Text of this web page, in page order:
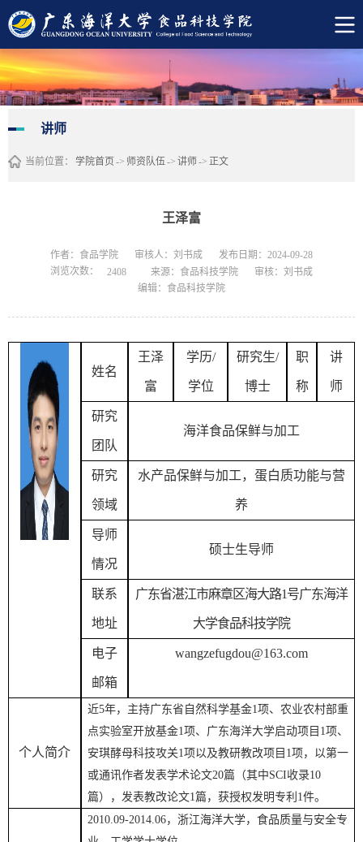
讲师
当前位置： 学院首页 -> 师资队伍-> 讲师 -> 正文
王泽富
作者：食品学院 审核人：刘书成
发布日期：2024-09-28
浏览次数：
2408 来源：食品科技学院
审核：刘书成
编辑：食品科技学院
姓名
王泽
富
学历/
学位
研究生/
博士
职
称
讲
师
研究
团队
海洋食品保鲜与加工
研究
领域
水产品保鲜与加工，蛋白质功能与营
养
导师
情况
硕士生导师
联系
地址
广东省湛江市麻章区海大路1号广东海洋
大学食品科技学院
电子
邮箱
wangzefugdou@163.com
个人简介
近5年， 主持广东省 自然科学基金1项、 农业农村部重
点实验室开放基金1项、广东海洋大学启动项目 1项、
安琪酵母科技攻关1项以及教研教改项目 1项， 以第一
或通讯作者发表学术论文20篇 （其中SCI收录10
篇）
， 发表教改论文1篇 ，获授权发明专利 1件。
2010.09-2014.06， 浙江海洋大学， 食品质量与安全专